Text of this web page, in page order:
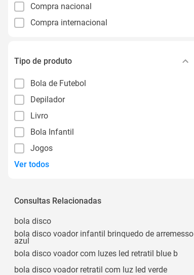
Compra nacional
Compra internacional
Tipo de produto
Bola de Futebol
Depilador
Livro
Bola Infantil
Jogos
Ver todos
Consultas Relacionadas
bola disco
bola disco voador infantil brinquedo de arremesso
azul
bola disco voador com luzes led retratil blue b
bola disco voador retratil com luz led verde